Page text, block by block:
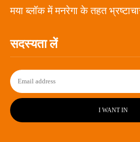
मया ब्लॉक में मनरेगा के तहत
सदस्यता लें
I WANT IN